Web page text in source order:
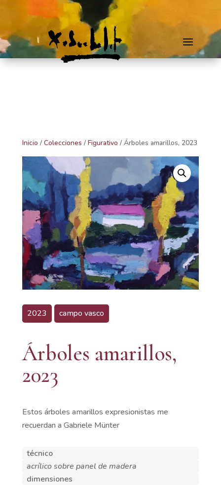
Inicio / Colecciones / Figurativo / Árboles amarillos, 2023
2023 campo vasco
Árboles amarillos,
2023
Estos árboles amarillos expresionistas me
recuerdan a Gabriele Münter
técnico
acrílico sobre panel de madera
dimensiones